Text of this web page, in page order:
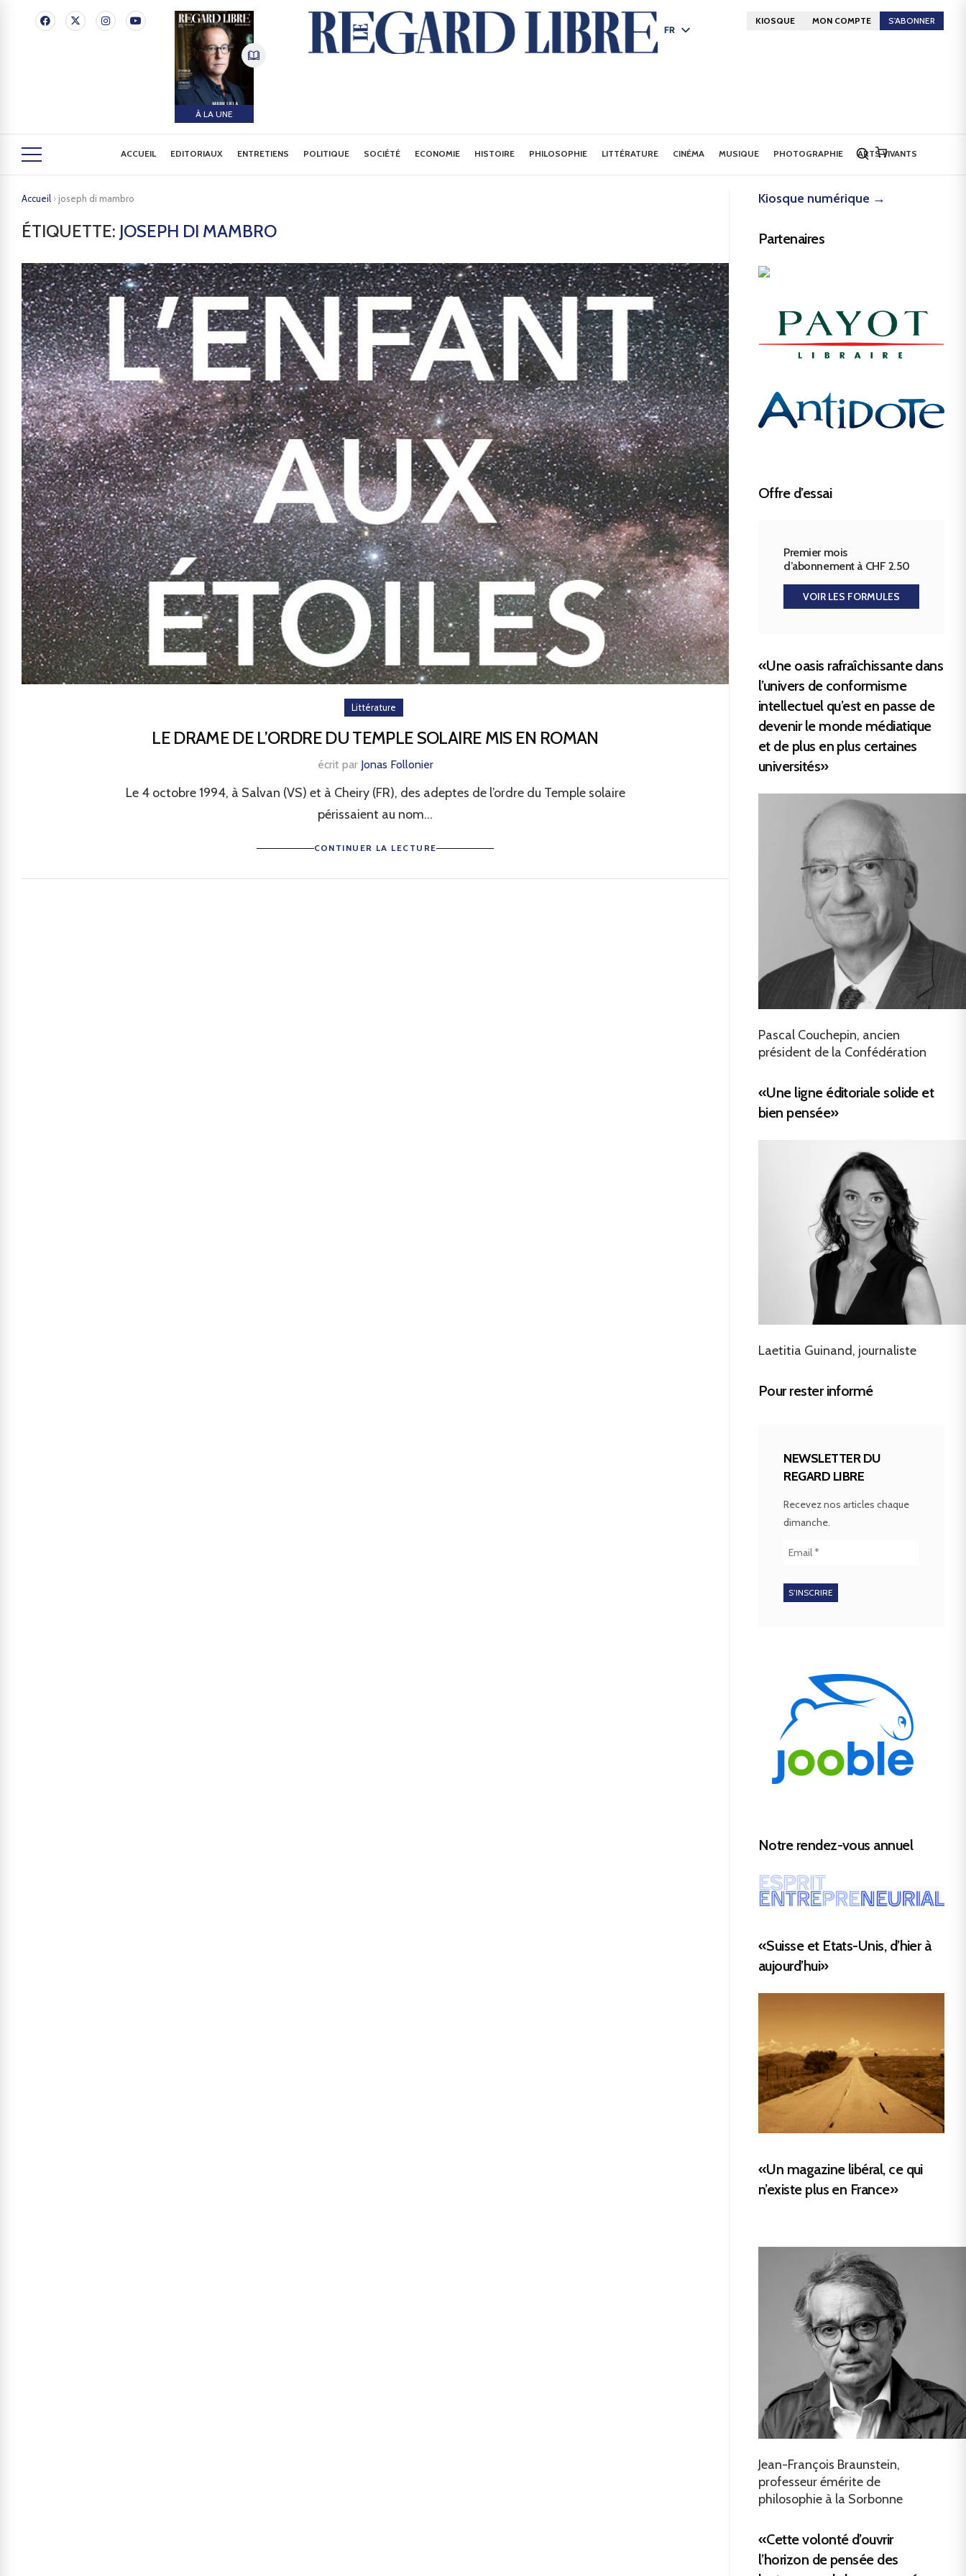
À LA UNE
FR
KIOSQUE MON COMPTE S'ABONNER
ACCUEIL EDITORIAUX ENTRETIENS POLITIQUE SOCIÉTÉ ECONOMIE HISTOIRE PHILOSOPHIE LITTÉRATURE CINÉMA MUSIQUE PHOTOGRAPHIE ARTS VIVANTS
Accueil › joseph di mambro
ÉTIQUETTE: JOSEPH DI MAMBRO
Littérature
LE DRAME DE L’ORDRE DU TEMPLE SOLAIRE MIS EN ROMAN
écrit par Jonas Follonier
Le 4 octobre 1994, à Salvan (VS) et à Cheiry (FR), des adeptes de l’ordre du Temple solaire
périssaient au nom...
CONTINUER LA LECTURE
Kiosque numérique →
Partenaires
Offre d’essai
Premier mois
d’abonnement à CHF 2.50
VOIR LES FORMULES
«Une oasis rafraîchissante dans
l’univers de conformisme
intellectuel qu’est en passe de
devenir le monde médiatique
et de plus en plus certaines
universités»
Pascal Couchepin, ancien
président de la Confédération
«Une ligne éditoriale solide et
bien pensée»
Laetitia Guinand, journaliste
Pour rester informé
NEWSLETTER DU
REGARD LIBRE
Recevez nos articles chaque
dimanche.
Notre rendez-vous annuel
«Suisse et Etats-Unis, d’hier à
aujourd’hui»
«Un magazine libéral, ce qui
n’existe plus en France»
Jean-François Braunstein,
professeur émérite de
philosophie à la Sorbonne
«Cette volonté d’ouvrir
l’horizon de pensée des